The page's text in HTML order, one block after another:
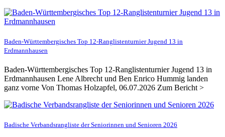
Baden-Württembergisches Top 12-Ranglistenturnier Jugend 13 in
Erdmannhausen
Baden-Württembergisches Top 12-Ranglistenturnier Jugend 13 in
Erdmannhausen Lene Albrecht und Ben Enrico Hummig landen
ganz vorne Von Thomas Holzapfel, 06.07.2026 Zum Bericht >
Badische Verbandsrangliste der Seniorinnen und Senioren 2026